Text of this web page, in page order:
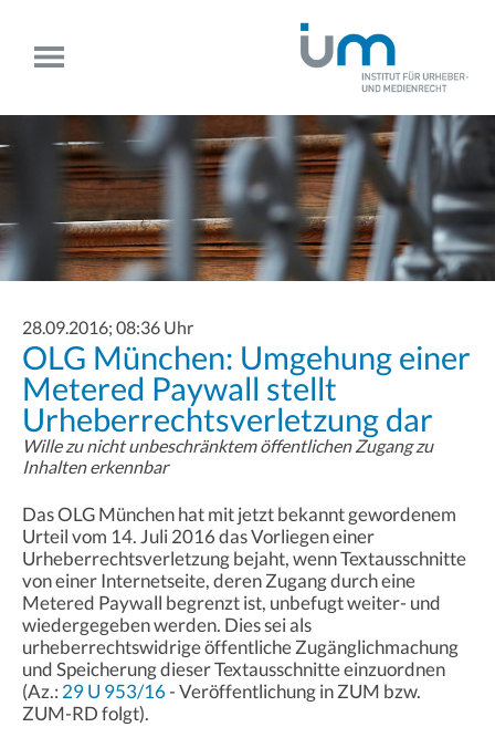
28.09.2016; 08:36 Uhr
OLG München: Umgehung einer
Metered Paywall stellt
Urheberrechtsverletzung dar
Wille zu nicht unbeschränktem öffentlichen Zugang zu
Inhalten erkennbar
Das OLG München hat mit jetzt bekannt gewordenem
Urteil vom 14. Juli 2016 das Vorliegen einer
Urheberrechtsverletzung bejaht, wenn Textausschnitte
von einer Internetseite, deren Zugang durch eine
Metered Paywall begrenzt ist, unbefugt weiter- und
wiedergegeben werden. Dies sei als
urheberrechtswidrige öffentliche Zugänglichmachung
und Speicherung dieser Textausschnitte einzuordnen
(Az.:29 U 953/16 - Veröffentlichung in ZUM bzw.
ZUM-RD folgt).